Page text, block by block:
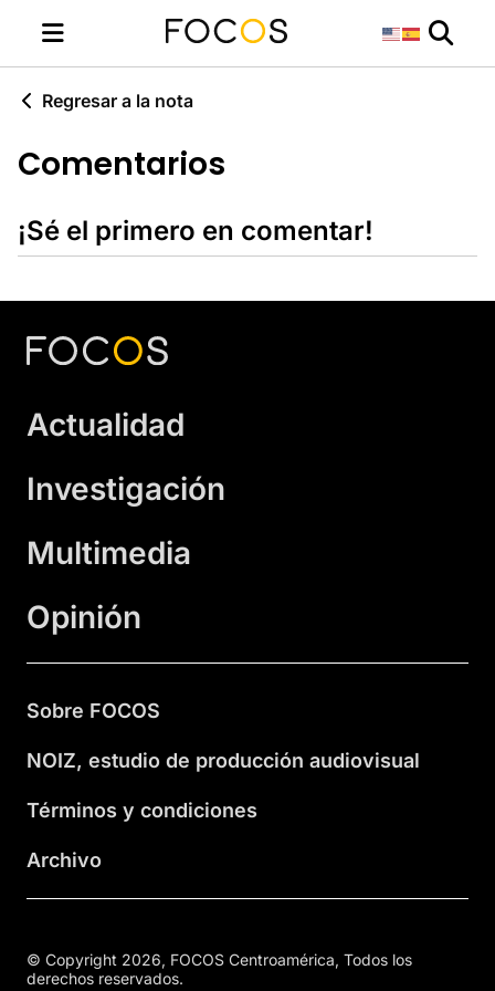
Regresar a la nota
Comentarios
¡Sé el primero en comentar!
Actualidad
Investigación
Multimedia
Opinión
Sobre FOCOS
NOIZ, estudio de producción audiovisual
Términos y condiciones
Archivo
© Copyright 2026, FOCOS Centroamérica, Todos los
derechos reservados.